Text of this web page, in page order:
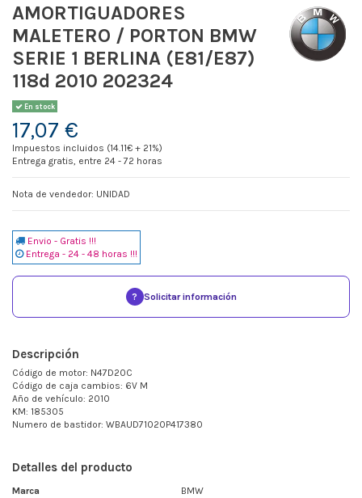
AMORTIGUADORES
MALETERO / PORTON BMW
SERIE 1 BERLINA (E81/E87)
118d 2010 202324
En stock
17,07 €
Impuestos incluidos (14.11€ + 21%)
Entrega gratis, entre 24 - 72 horas
Nota de vendedor: UNIDAD
Envio - Gratis !!!
Entrega - 24 - 48 horas !!!
? Solicitar información
Descripción
Código de motor: N47D20C
Código de caja cambios: 6V M
Año de vehículo: 2010
KM: 185305
Numero de bastidor: WBAUD71020P417380
Detalles del producto
Marca BMW